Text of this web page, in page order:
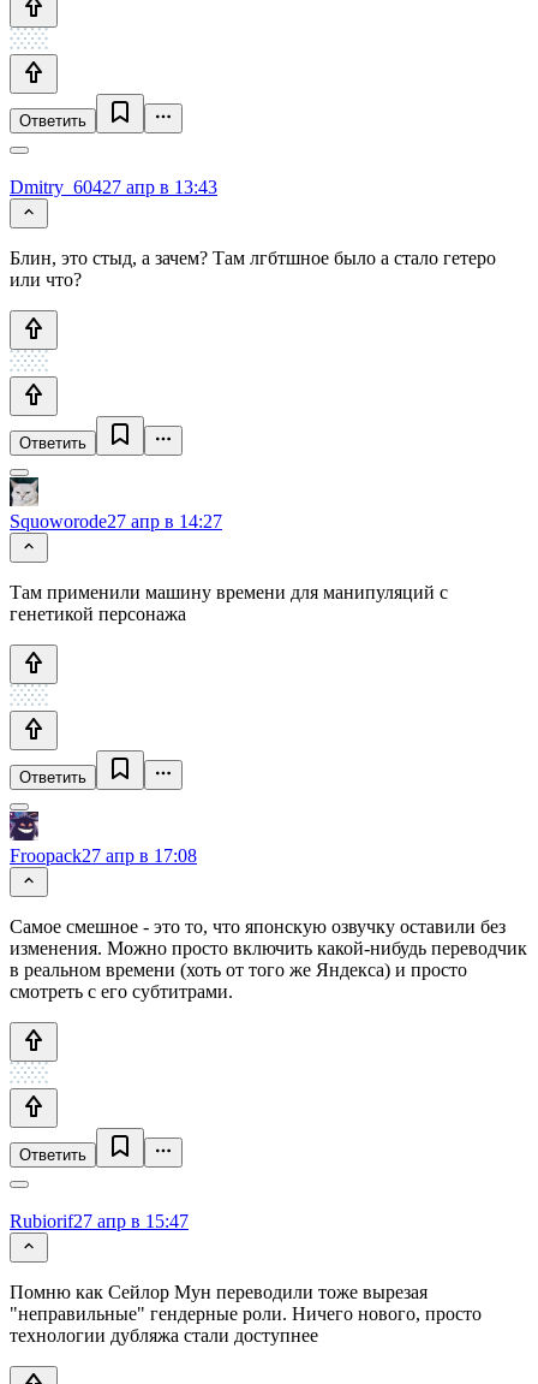
Ответить
Dmitry_60427 апр в 13:43
Блин, это стыд, а зачем? Там лгбтшное было а стало гетеро
или что?
Ответить
Squoworode27 апр в 14:27
Там применили машину времени для манипуляций с
генетикой персонажа
Ответить
Froopack27 апр в 17:08
Самое смешное - это то, что японскую озвучку оставили без
изменения. Можно просто включить какой-нибудь переводчик
в реальном времени (хоть от того же Яндекса) и просто
смотреть с его субтитрами.
Ответить
Rubiorif27 апр в 15:47
Помню как Сейлор Мун переводили тоже вырезая
"неправильные" гендерные роли. Ничего нового, просто
технологии дубляжа стали доступнее